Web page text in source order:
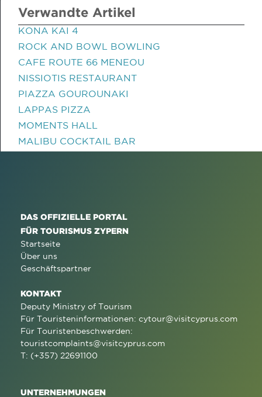
Verwandte Artikel
KONA KAI 4
ROCK AND BOWL BOWLING
CAFE ROUTE 66 MENEOU
NISSIOTIS RESTAURANT
PIAZZA GOUROUNAKI
LAPPAS PIZZA
MOMENTS HALL
MALIBU COCKTAIL BAR
DAS OFFIZIELLE PORTAL
FÜR TOURISMUS ZYPERN
Startseite
Über uns
Geschäftspartner
KONTAKT
Deputy Ministry of Tourism
Für Touristeninformationen: cytour@visitcyprus.com
Für Touristenbeschwerden:
touristcomplaints@visitcyprus.com
T: (+357) 22691100
UNTERNEHMUNGEN